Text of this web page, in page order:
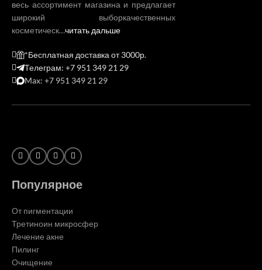
весь ассортимент магазина и предлагает
широкий выборкачественных
косметическ…читать дальше
*Бесплатная доставка от 3000р.
Телеграм: +7 951 349 21 29
Max: +7 951 349 21 29
Популярное
От пигментации
Третиноин микросфер
Лечение акне
Пилинг
Очищение